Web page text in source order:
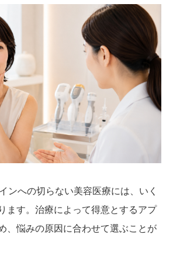
ンへの切らない美容医療には、いく
ます。治療によって得意とするアプ
、悩みの原因に合わせて選ぶことが